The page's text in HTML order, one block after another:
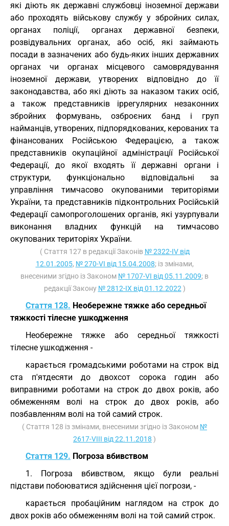
які діють як державні службовці іноземної держави
або проходять військову службу у збройних силах,
органах поліції, органах державної безпеки,
розвідувальних органах, або осіб, які займають
посади в зазначених або будь-яких інших державних
органах чи органах місцевого самоврядування
іноземної держави, утворених відповідно до її
законодавства, або які діють за наказом таких осіб,
а також представників іррегулярних незаконних
збройних формувань, озброєних банд і груп
найманців, утворених, підпорядкованих, керованих та
фінансованих Російською Федерацією, а також
представників окупаційної адміністрації Російської
Федерації, до якої входять її державні органи і
структури, функціонально відповідальні за
управління тимчасово окупованими територіями
України, та представників підконтрольних Російській
Федерації самопроголошених органів, які узурпували
виконання владних функцій на тимчасово
окупованих територіях України.
( Стаття 127 в редакції Законів № 2322-IV від
12.01.2005, № 270-VI від 15.04.2008; із змінами,
внесеними згідно із Законом № 1707-VI від 05.11.2009; в
редакції Закону № 2812-IX від 01.12.2022 )
Стаття 128. Необережне тяжке або середньої
тяжкості тілесне ушкодження
Необережне тяжке або середньої тяжкості
тілесне ушкодження -
карається громадськими роботами на строк від
ста п'ятдесяти до двохсот сорока годин або
виправними роботами на строк до двох років, або
обмеженням волі на строк до двох років, або
позбавленням волі на той самий строк.
( Стаття 128 із змінами, внесеними згідно із Законом №
2617-VIII від 22.11.2018 )
Стаття 129. Погроза вбивством
1. Погроза вбивством, якщо були реальні
підстави побоюватися здійснення цієї погрози, -
карається пробаційним наглядом на строк до
двох років або обмеженням волі на той самий строк.